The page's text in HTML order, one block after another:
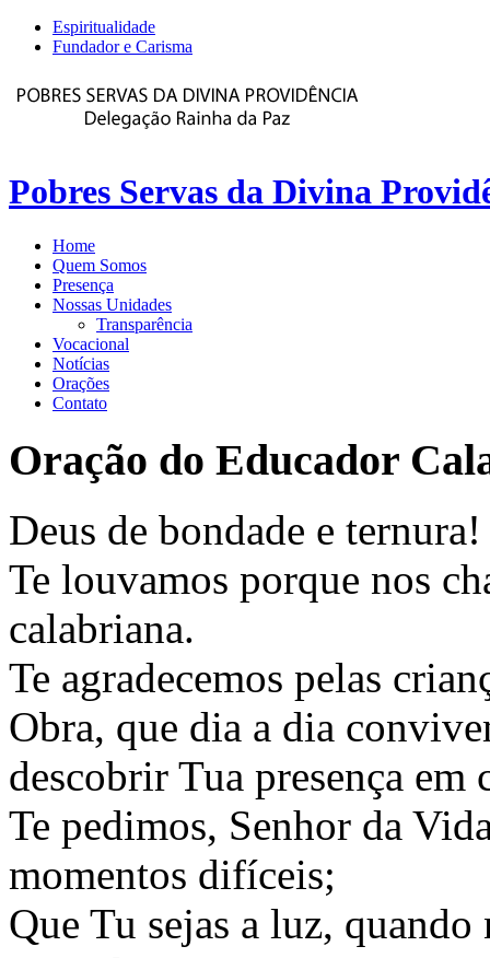
Espiritualidade
Fundador e Carisma
Pobres Servas da Divina
Home
Quem Somos
Presença
Nossas Unidades
Transparência
Vocacional
Notícias
Orações
Contato
Oração do Educador
Deus de bondade e
Te louvamos porque nos
calabriana.
Te agradecemos pelas
Obra, que dia a dia
descobrir Tua presença em
Te pedimos, Senhor da
momentos difíceis;
Que Tu sejas a luz,